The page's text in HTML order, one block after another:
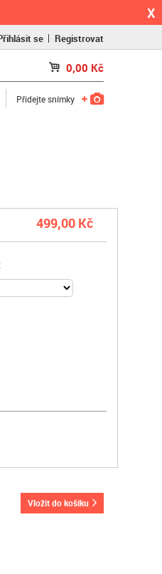
X
se Registrovat
0,00 Kč
Přidejte snímky
499,00 Kč
vložit do košíku